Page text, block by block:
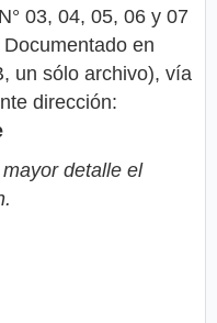
03, 04, 05, 06 y 07
en
un sólo archivo), vía
dirección:
detalle el